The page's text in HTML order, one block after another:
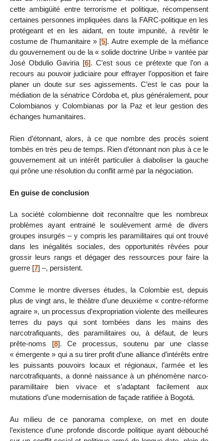
cette ambigüité entre terrorisme et politique, récompensent
certaines personnes impliquées dans la FARC-politique en les
protégeant et en les aidant, en toute impunité, à revêtir le
costume de l’humanitaire » [5]. Autre exemple de la méfiance
du gouvernement ou de la « solide doctrine Uribe » vantée par
José Obdulio Gaviria [6]. C’est sous ce prétexte que l’on a
recours au pouvoir judiciaire pour effrayer l’opposition et faire
planer un doute sur ses agissements. C’est le cas pour la
médiation de la sénatrice Córdoba et, plus généralement, pour
Colombianos y Colombianas por la Paz et leur gestion des
échanges humanitaires.
Rien d’étonnant, alors, à ce que nombre des procès soient
tombés en très peu de temps. Rien d’étonnant non plus à ce le
gouvernement ait un intérêt particulier à diaboliser la gauche
qui prône une résolution du conflit armé par la négociation.
En guise de conclusion
La société colombienne doit reconnaître que les nombreux
problèmes ayant entrainé le soulèvement armé de divers
groupes insurgés – y compris les paramilitaires qui ont trouvé
dans les inégalités sociales, des opportunités rêvées pour
grossir leurs rangs et dégager des ressources pour faire la
guerre [7] –, persistent.
Comme le montre diverses études, la Colombie est, depuis
plus de vingt ans, le théâtre d’une deuxième « contre-réforme
agraire », un processus d’expropriation violente des meilleures
terres du pays qui sont tombées dans les mains des
narcotrafiquants, des paramilitaires ou, à défaut, de leurs
prête-noms [8]. Ce processus, soutenu par une classe
« émergente » qui a su tirer profit d’une alliance d’intérêts entre
les puissants pouvoirs locaux et régionaux, l’armée et les
narcotrafiquants, a donné naissance à un phénomène narco-
paramilitaire bien vivace et s’adaptant facilement aux
mutations d’une modernisation de façade ratifiée à Bogotá.
Au milieu de ce panorama complexe, on met en doute
l’existence d’une profonde discorde politique ayant débouché